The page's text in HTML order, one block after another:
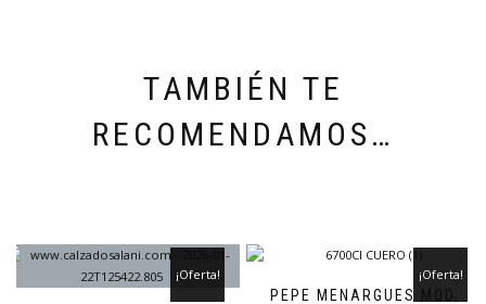
TAMBIÉN TE
RECOMENDAMOS…
¡Oferta!
PEPE MENARGUES MOD.
¡Oferta!